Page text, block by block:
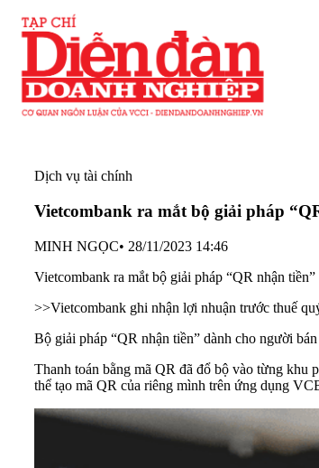
Dịch vụ tài chính
Vietcombank ra mắt bộ giải pháp
MINH NGỌC• 28/11/2023 14:46
Vietcombank ra mắt bộ giải pháp “QR nhận
>>Vietcombank ghi nhận lợi nhuận trước thuế
Bộ giải pháp “QR nhận tiền” dành cho người
Thanh toán bằng mã QR đã đổ bộ vào từng khu
thể tạo mã QR của riêng mình trên ứng dụng